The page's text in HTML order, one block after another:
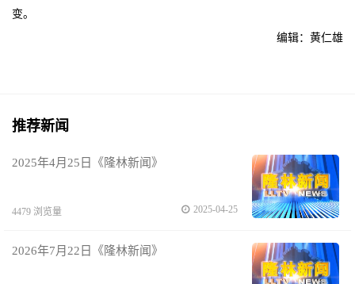
变。
编辑：黄仁雄
推荐新闻
2025年4月25日《隆林新闻》
4479 浏览量 2025-04-25
2026年7月22日《隆林新闻》